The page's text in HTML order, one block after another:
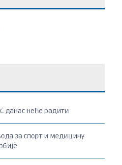
данас неће радити
за спорт и медицину